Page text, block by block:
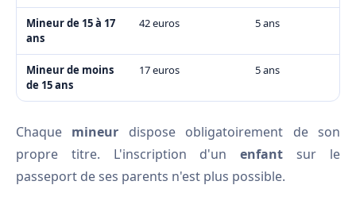
Mineur de 15 à 17
ans
42 euros 5 ans
Mineur de moins
de 15 ans
17 euros 5 ans
Chaque mineur dispose obligatoirement de son
propre titre. L'inscription d'unenfant sur le
passeport de ses parents n'est plus possible.